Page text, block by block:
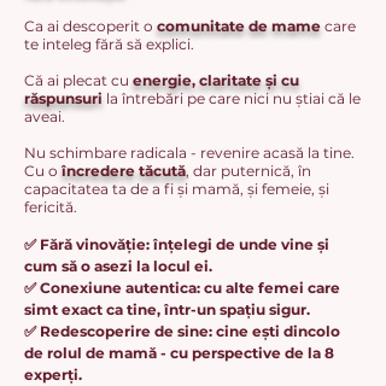
Ca ai descoperit o comunitate de mame care
te inteleg fără să explici.
Că ai plecat cu energie, claritate și cu
răspunsuri la întrebări pe care nici nu știai că le
aveai.
Nu schimbare radicala - revenire acasă la tine.
Cu o încredere tăcută, dar puternică, în
capacitatea ta de a fi și mamă, și femeie, și
fericită.
✅ Fără vinovăție: înțelegi de unde vine și
cum să o asezi la locul ei.
✅ Conexiune autentica: cu alte femei care
simt exact ca tine, într-un spațiu sigur.
✅ Redescoperire de sine: cine ești dincolo
de rolul de mamă - cu perspective de la 8
experți.